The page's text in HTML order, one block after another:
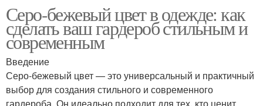
Серо-бежевый цвет в одежде: как
сделать ваш гардероб стильным и
современным
Введение
Серо-бежевый цвет — это универсальный и практичный
выбор для создания стильного и современного